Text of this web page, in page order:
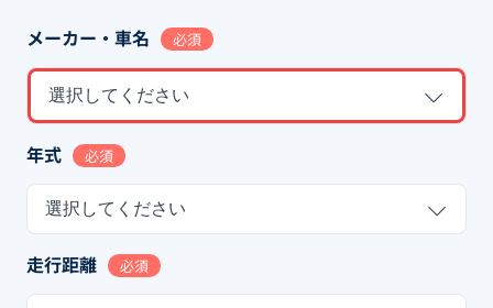
メーカー・車名 必須
選択してください
年式 必須
選択してください
走行距離 必須